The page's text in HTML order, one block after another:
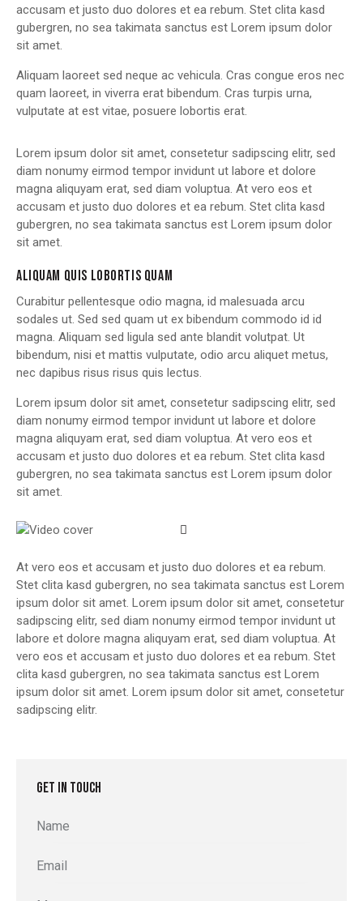
accusam et justo duo dolores et ea rebum. Stet clita kasd
gubergren, no sea takimata sanctus est Lorem ipsum dolor
sit amet.
Aliquam laoreet sed neque ac vehicula. Cras congue eros nec
quam laoreet, in viverra erat bibendum. Cras turpis urna,
vulputate at est vitae, posuere lobortis erat.
Lorem ipsum dolor sit amet, consetetur sadipscing elitr, sed
diam nonumy eirmod tempor invidunt ut labore et dolore
magna aliquyam erat, sed diam voluptua. At vero eos et
accusam et justo duo dolores et ea rebum. Stet clita kasd
gubergren, no sea takimata sanctus est Lorem ipsum dolor
sit amet.
ALIQUAM QUIS LOBORTIS QUAM
Curabitur pellentesque odio magna, id malesuada arcu
sodales ut. Sed sed quam ut ex bibendum commodo id id
magna. Aliquam sed ligula sed ante blandit volutpat. Ut
bibendum, nisi et mattis vulputate, odio arcu aliquet metus,
nec dapibus risus risus quis lectus.
Lorem ipsum dolor sit amet, consetetur sadipscing elitr, sed
diam nonumy eirmod tempor invidunt ut labore et dolore
magna aliquyam erat, sed diam voluptua. At vero eos et
accusam et justo duo dolores et ea rebum. Stet clita kasd
gubergren, no sea takimata sanctus est Lorem ipsum dolor
sit amet.
At vero eos et accusam et justo duo dolores et ea rebum.
Stet clita kasd gubergren, no sea takimata sanctus est Lorem
ipsum dolor sit amet. Lorem ipsum dolor sit amet, consetetur
sadipscing elitr, sed diam nonumy eirmod tempor invidunt ut
labore et dolore magna aliquyam erat, sed diam voluptua. At
vero eos et accusam et justo duo dolores et ea rebum. Stet
clita kasd gubergren, no sea takimata sanctus est Lorem
ipsum dolor sit amet. Lorem ipsum dolor sit amet, consetetur
sadipscing elitr.
GET IN TOUCH